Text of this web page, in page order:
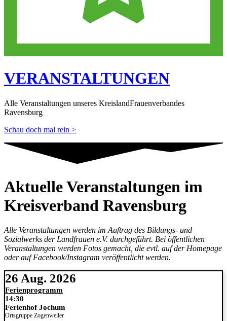
VERANSTALTUNGEN
Alle Veranstaltungen unseres KreislandFrauenverbandes
Ravensburg
Schau doch mal rein >
Aktuelle Veranstaltungen im
Kreisverband Ravensburg
Alle Veranstaltungen werden im Auftrag des Bildungs- und
Sozialwerks der Landfrauen e.V. durchgeführt. Bei öffentlichen
Veranstaltungen werden Fotos gemacht, die evtl. auf der Homepage
oder auf Facebook/Instagram veröffentlicht werden.
26 Aug. 2026
Ferienprogramm
14:30
Ferienhof Jochum
Ortsgruppe Zogenweiler